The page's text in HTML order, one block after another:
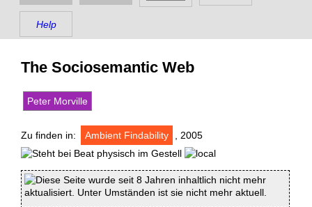
Help
The Sociosemantic Web
Peter Morville
Zu finden in: Ambient Findability , 2005
Diese Seite wurde seit 8 Jahren inhaltlich nicht mehr
aktualisiert. Unter Umständen ist sie nicht mehr aktuell.